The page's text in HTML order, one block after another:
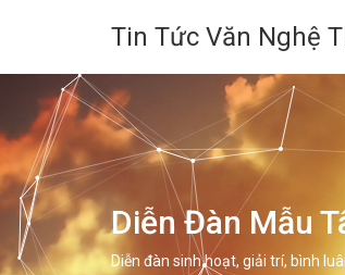
Tin Tức Văn Nghệ
Diễn Đàn Mẫu
Diễn đàn sinh hoạt, giải trí, bình